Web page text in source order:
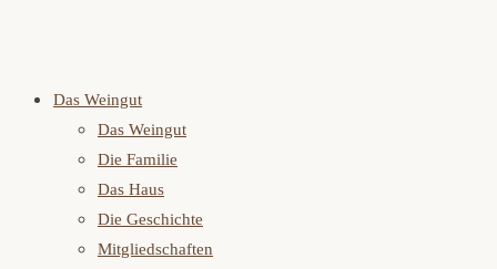
Das Weingut
Das Weingut
Die Familie
Das Haus
Die Geschichte
Mitgliedschaften